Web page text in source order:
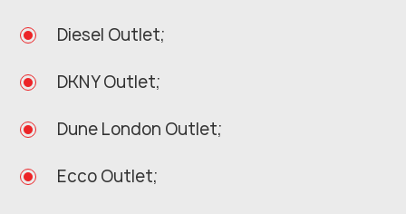
Diesel Outlet;
DKNY Outlet;
Dune London Outlet;
Ecco Outlet;